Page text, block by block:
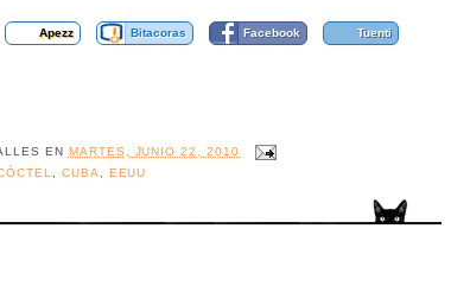
Apezz Bitacoras Facebook Tuenti
EN MARTES, JUNIO 22, 2010
CUBA EEUU